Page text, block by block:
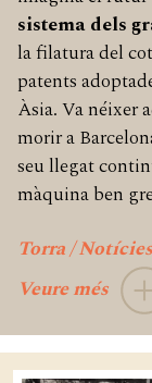
sistema dels
la filatura del
patents
Àsia. Va néixer
morir a
seu llegat
màquina ben
Torra /
Veure més